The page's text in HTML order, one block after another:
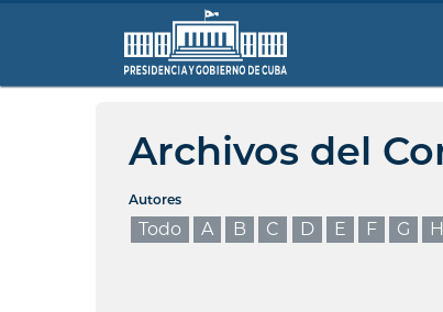
Archivos del
Autores
Todo A B C D E F G H